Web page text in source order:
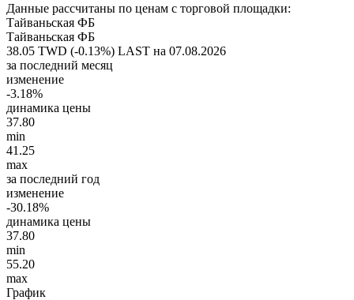
Данные рассчитаны по ценам с торговой площадки:
Тайваньская ФБ
Тайваньская ФБ
38.05 TWD (-0.13%) LAST на 07.08.2026
за последний месяц
изменение
-3.18%
динамика цены
37.80
min
41.25
max
за последний год
изменение
-30.18%
динамика цены
37.80
min
55.20
max
График